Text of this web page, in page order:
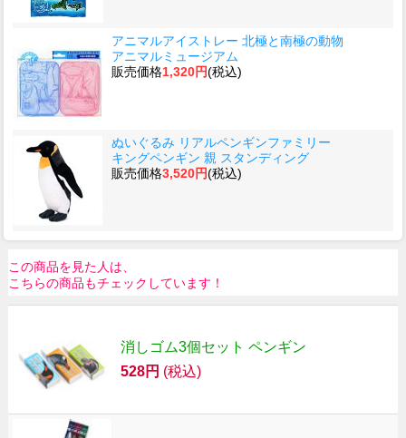
アニマルアイストレー 北極と南極の動物
アニマルミュージアム
販売価格1,320円(税込)
ぬいぐるみ リアルペンギンファミリー
キングペンギン 親 スタンディング
販売価格3,520円(税込)
この商品を見た人は、
こちらの商品もチェックしています！
消しゴム3個セット ペンギン
528円 (税込)